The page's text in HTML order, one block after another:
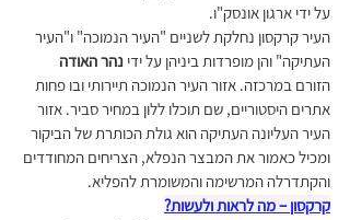
על ידי ארגון אונסק"ו.
העיר קרקסון נחלקת לשניים "העיר הנמוכה" ו"העיר
העתיקה" והן מופרדות ביניהן על ידי נהר האודה
הזורם במרכזה. אזור העיר הנמוכה תיירותי ובו פחות
אתרים היסטוריים, שם תוכלו ללון במחיר סביר. אזור
העיר העליונה העתיקה הוא גולת הכותרת של הביקור
ומכיל כאמור את המבצר הנפלא, הצריחים המחודדים
והקתדרלה המרשימה והמשומרת להפליא.
קרקסון – מה לראות ולעשות?